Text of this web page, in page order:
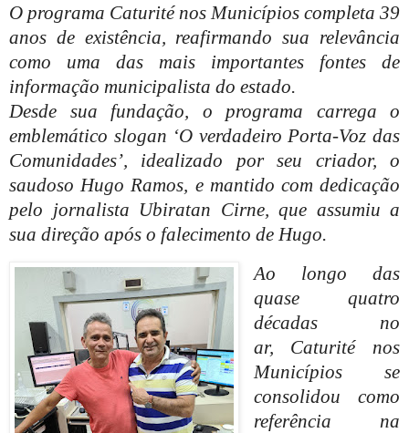
O programa Caturité nos Municípios completa 39
anos de existência, reafirmando sua relevância
como uma das mais importantes fontes de
informação municipalista do estado.
Desde sua fundação, o programa carrega o
emblemático slogan ‘O verdadeiro Porta-Voz das
Comunidades’, idealizado por seu criador, o
saudoso Hugo Ramos, e mantido com dedicação
pelo jornalista Ubiratan Cirne, que assumiu a
sua direção após o falecimento de Hugo.
Ao longo das
quase quatro
décadas no
ar, Caturité nos
Municípios se
consolidou como
referência na